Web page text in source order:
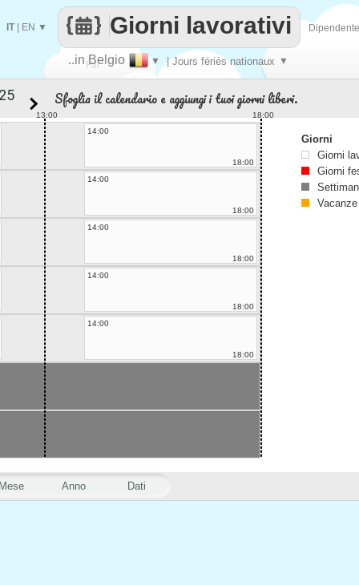
Fai
..in Belgio ▼ | Jours fériés nationaux ▼
Giorni lavorativi
IT| EN ▼
Anno Dati
Sfoglia il calendario e aggiungi i tuoi giorni liberi.
13:00
18:00
14:00
18:00
14:00
18:00
14:00
18:00
14:00
18:00
14:00
18:00
Giorni
Giorni
Giorni
Vacanze